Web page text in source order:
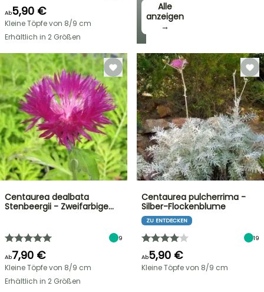
Alle
anzeigen
→
Ab5,90 €
Kleine Töpfe von 8/9 cm
Erhältlich in 2 Größen
Centaurea dealbata
Stenbeergii - Zweifarbige…
9
Ab7,90 €
Kleine Töpfe von 8/9 cm
Erhältlich in 2 Größen
Centaurea pulcherrima -
Silber-Flockenblume
ZU ENTDECKEN
19
Ab5,90 €
Kleine Töpfe von 8/9 cm